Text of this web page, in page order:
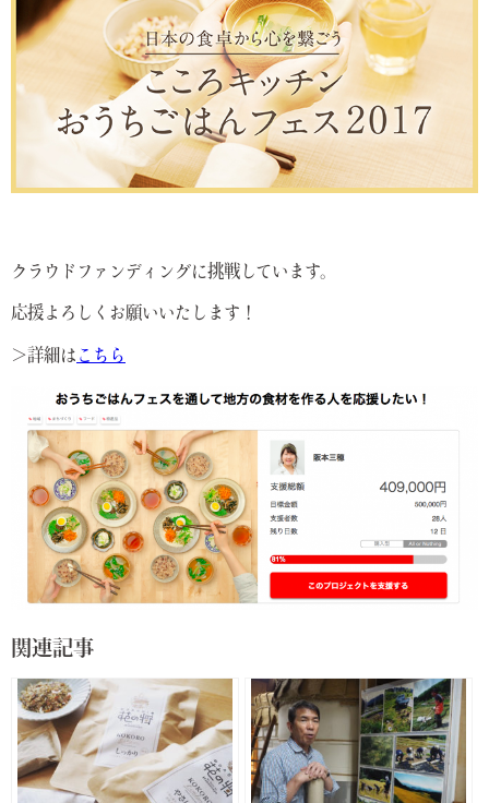
クラウドファンディングに挑戦しています。
応援よろしくお願いいたします！
＞詳細は こちら
関連記事